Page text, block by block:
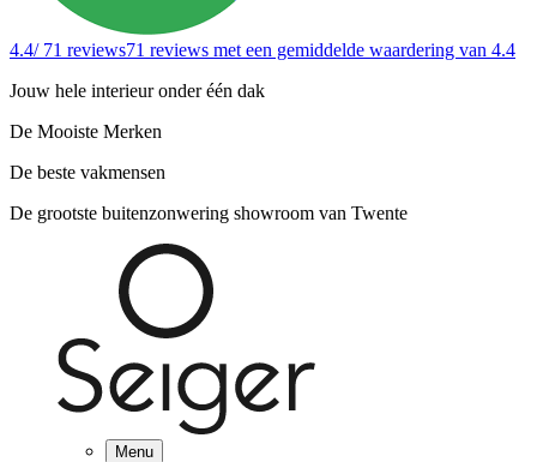
4.4/ 71 reviews71 reviews met een gemiddelde waardering van 4.4
Jouw hele interieur onder één dak
De Mooiste Merken
De beste vakmensen
De grootste buitenzonwering showroom van Twente
Menu